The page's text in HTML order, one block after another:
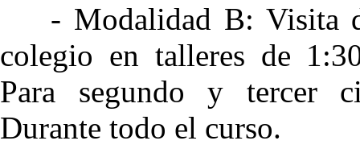
- Modalidad B: Visita
colegio en talleres de
Para segundo y tercer
Durante todo el curso.